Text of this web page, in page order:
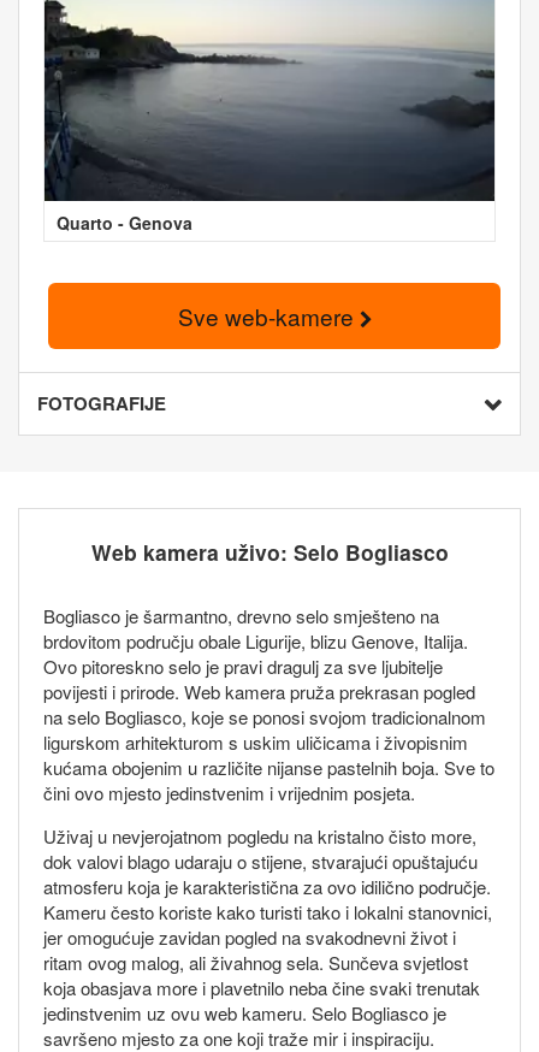
Quarto - Genova
Sve web-kamere
FOTOGRAFIJE
Web kamera uživo: Selo Bogliasco
Bogliasco je šarmantno, drevno selo smješteno na
brdovitom području obale Ligurije, blizu Genove, Italija.
Ovo pitoreskno selo je pravi dragulj za sve ljubitelje
povijesti i prirode. Web kamera pruža prekrasan pogled
na selo Bogliasco, koje se ponosi svojom tradicionalnom
ligurskom arhitekturom s uskim uličicama i živopisnim
kućama obojenim u različite nijanse pastelnih boja. Sve to
čini ovo mjesto jedinstvenim i vrijednim posjeta.
Uživaj u nevjerojatnom pogledu na kristalno čisto more,
dok valovi blago udaraju o stijene, stvarajući opuštajuću
atmosferu koja je karakteristična za ovo idilično područje.
Kameru često koriste kako turisti tako i lokalni stanovnici,
jer omogućuje zavidan pogled na svakodnevni život i
ritam ovog malog, ali živahnog sela. Sunčeva svjetlost
koja obasjava more i plavetnilo neba čine svaki trenutak
jedinstvenim uz ovu web kameru. Selo Bogliasco je
savršeno mjesto za one koji traže mir i inspiraciju.